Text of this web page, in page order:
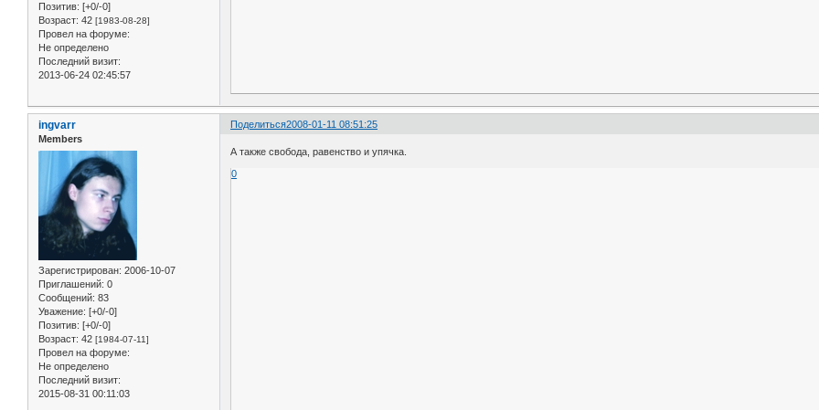
Позитив: [+0/-0]
Возраст: 42 [1983-08-28]
Провел на форуме:
Не определено
Последний визит:
2013-06-24 02:45:57
Поделиться2008-01-11 08:51:25
ingvarr
Members
Зарегистрирован: 2006-10-07
Приглашений: 0
Сообщений: 83
Уважение: [+0/-0]
Позитив: [+0/-0]
Возраст: 42 [1984-07-11]
Провел на форуме:
Не определено
Последний визит:
2015-08-31 00:11:03
А также свобода, равенство и упячка.
0